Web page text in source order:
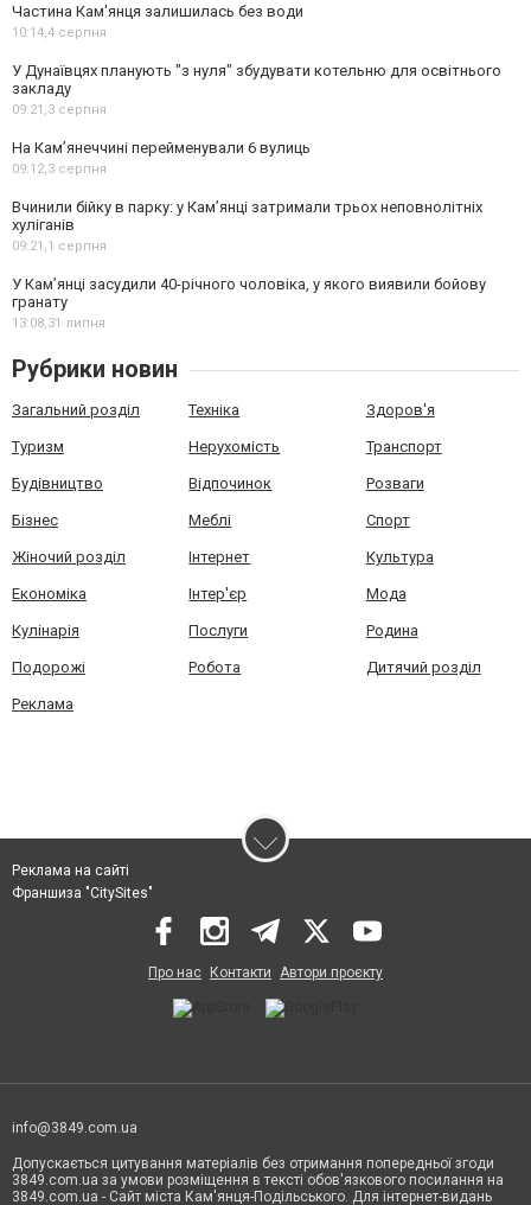
Частина Кам'янця залишилась без води
10:14,4 серпня
У Дунаївцях планують "з нуля" збудувати котельню для освітнього
закладу
09:21,3 серпня
На Камʼянеччині перейменували 6 вулиць
09:12,3 серпня
Вчинили бійку в парку: у Кам’янці затримали трьох неповнолітніх
хуліганів
09:21,1 серпня
У Камʼянці засудили 40-річного чоловіка, у якого виявили бойову
гранату
13:08,31 липня
Рубрики новин
Загальний розділ Техніка Здоров'я
Туризм Нерухомість Транспорт
Будівництво Відпочинок Розваги
Бізнес Меблі Спорт
Жіночий розділ Інтернет Культура
Економіка Інтер'єр Мода
Кулінарія Послуги Родина
Подорожі Робота Дитячий розділ
Реклама
Реклама на сайті
Франшиза "CitySites"
Про нас Контакти Автори проєкту
info@3849.com.ua
Допускається цитування матеріалів без отримання попередньої згоди
3849.com.ua за умови розміщення в тексті обов'язкового посилання на
3849.com.ua - Сайт міста Кам'янця-Подільського. Для інтернет-видань